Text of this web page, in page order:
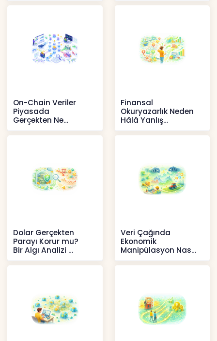
artışta
On-Chain Veriler
Piyasada
Gerçekten Ne
Anlatır?
Kripto
Finansal
Okuryazarlık Neden
Hâlâ Yanlış
Anlaşılıyor?
İçerikler
Dolar Gerçekten
Parayı Korur mu?
Bir Algı Analizi
İçerikler
Veri Çağında
Ekonomik
Manipülasyon Nasıl
Şekil Değiştirdi?
İçerikler